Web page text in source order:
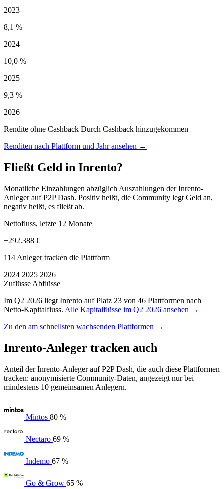
2023
8,1 %
2024
10,0 %
2025
9,3 %
2026
Rendite ohne Cashback Durch Cashback hinzugekommen
Renditen nach Plattform und Jahr ansehen →
Fließt Geld in Inrento?
Monatliche Einzahlungen abzüglich Auszahlungen der Inrento-
Anleger auf P2P Dash. Positiv heißt, die Community legt Geld an,
negativ heißt, es fließt ab.
Nettofluss, letzte 12 Monate
+292.388 €
114 Anleger tracken die Plattform
2024 2025 2026
Zuflüsse Abflüsse
Im Q2 2026 liegt Inrento auf Platz 23 von 46 Plattformen nach
Netto-Kapitalfluss. Alle Kapitalflüsse im Q2 2026 ansehen →
Zu den am schnellsten wachsenden Plattformen →
Inrento-Anleger tracken auch
Anteil der Inrento-Anleger auf P2P Dash, die auch diese Plattformen
tracken: anonymisierte Community-Daten, angezeigt nur bei
mindestens 10 gemeinsamen Anlegern.
Mintos 80 %
Nectaro 69 %
Indemo 67 %
Go & Grow 65 %